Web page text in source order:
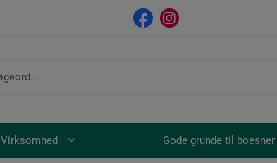
Virksomhed Gode grunde til boesner